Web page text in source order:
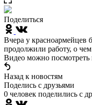
Поделиться
Вчера у красноармейцев
продолжили работу, о
Видео можно посмотреть
Назад к новостям
Поделись c друзьями
0 человек поделились c